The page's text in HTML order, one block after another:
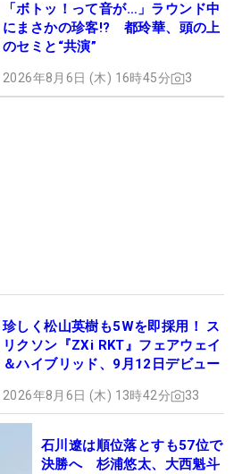
「ボトッ！って音が…」ラウンド中
にまさかの珍客!? 都玲華、頭の上
のセミと“共演”
2026年8月6日 (木) 16時45分 3
珍しく松山英樹も5Wを即採用！ ス
リクソン『ZXi RKT』フェアウェイ
＆ハイブリッド、9月12日デビュー
2026年8月6日 (木) 13時42分 33
石川遼は順位落とすも57位で
決勝へ 杉浦悠太、大西魁斗